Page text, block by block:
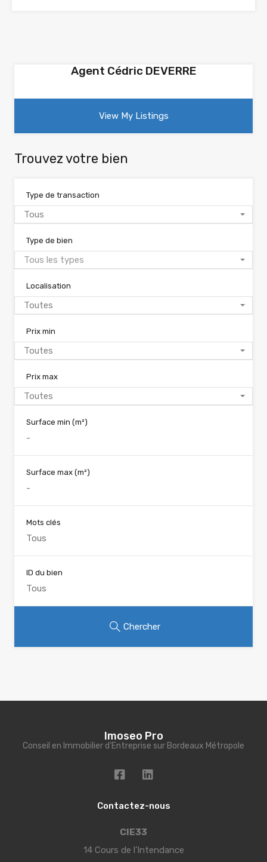
Agent Cédric DEVERRE
View My Listings
Trouvez votre bien
Type de transaction
Tous
Type de bien
Tous les types
Localisation
Toutes
Prix min
Toutes
Prix max
Toutes
Surface min (m²)
Surface max (m²)
Mots clés
ID du bien
Chercher
Imoseo Pro
Conseil en Immobilier d'Entreprise sur Bordeaux Métropole
Contactez-nous
CIE33
14 Cours de l’Intendance